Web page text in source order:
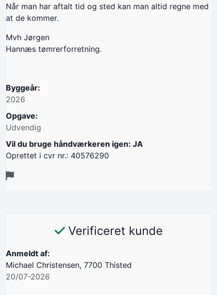
Når man har aftalt tid og sted kan man altid regne med
at de kommer.
Mvh Jørgen
Hannæs tømrerforretning.
Byggeår:
2026
Opgave:
Udvendig
Vil du bruge håndværkeren igen: JA
Oprettet i cvr nr.: 40576290
Verificeret kunde
Anmeldt af:
Michael Christensen, 7700 Thisted
20/07-2026